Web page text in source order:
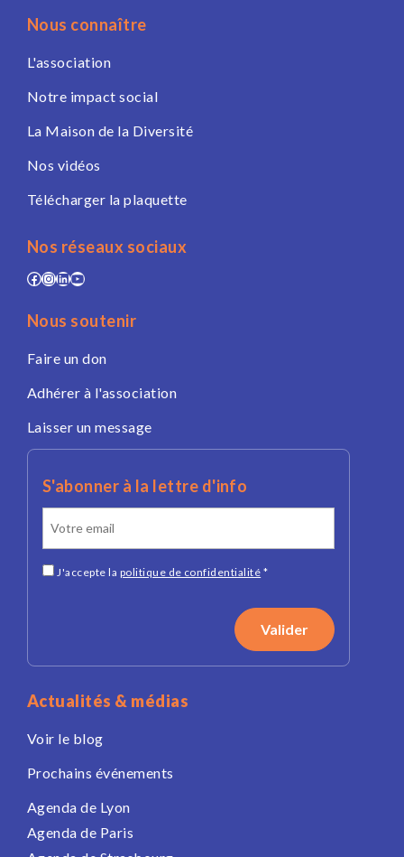
Nous connaître
L'association
Notre impact social
La Maison de la Diversité
Nos vidéos
Télécharger la plaquette
Nos réseaux sociaux
Facebook
Instagram
LinkedIn
YouTube
Nous soutenir
Faire un don
Adhérer à l'association
Laisser un message
S'abonner à la lettre d'info
J'accepte la politique de confidentialité *
Actualités & médias
Voir le blog
Prochains événements
Agenda de Lyon
Agenda de Paris